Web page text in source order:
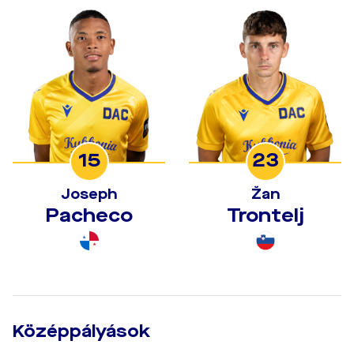
15
Joseph
Pacheco
23
Žan
Trontelj
Középpályások